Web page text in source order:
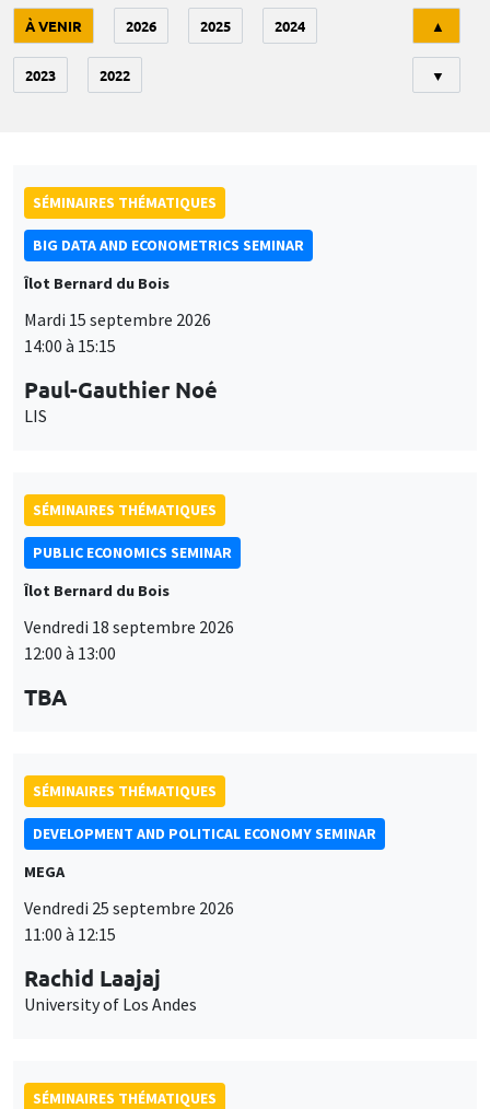
À VENIR 2026 2025 2024
2023 2022
▲
▼
SÉMINAIRES THÉMATIQUES
BIG DATA AND ECONOMETRICS SEMINAR
Îlot Bernard du Bois
Mardi 15 septembre 2026
14:00 à 15:15
Paul-Gauthier Noé
LIS
SÉMINAIRES THÉMATIQUES
PUBLIC ECONOMICS SEMINAR
Îlot Bernard du Bois
Vendredi 18 septembre 2026
12:00 à 13:00
TBA
SÉMINAIRES THÉMATIQUES
DEVELOPMENT AND POLITICAL ECONOMY SEMINAR
MEGA
Vendredi 25 septembre 2026
11:00 à 12:15
Rachid Laajaj
University of Los Andes
SÉMINAIRES THÉMATIQUES